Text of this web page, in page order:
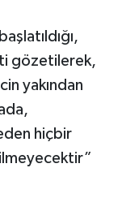
gözetilerek,
yakından
hiçbir